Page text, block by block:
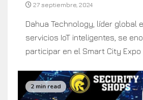
27 septiembre, 2024
Dahua Technology, líder global
servicios IoT inteligentes, se
participar en el Smart City Expo
2 min read